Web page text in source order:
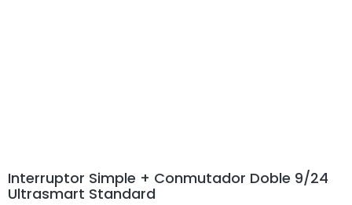
Interruptor Simple + Conmutador Doble 9/24
Ultrasmart Standard